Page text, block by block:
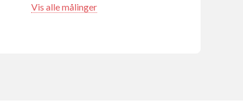
Vis alle målinger